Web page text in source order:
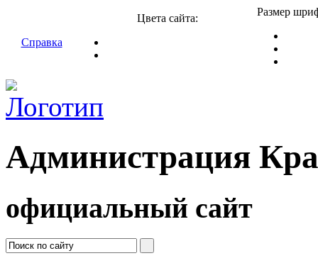
Справка
Цвета сайта:
Размер
Администрация
официальный сайт